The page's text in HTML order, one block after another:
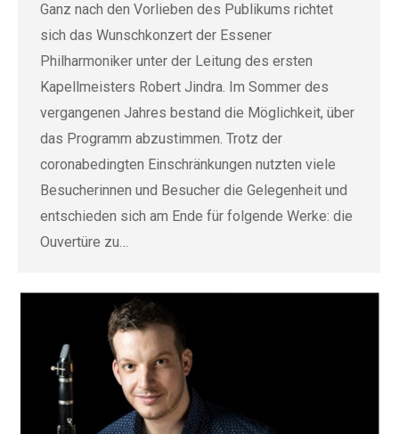
Ganz nach den Vorlieben des Publikums richtet
sich das Wunschkonzert der Essener
Philharmoniker unter der Leitung des ersten
Kapellmeisters Robert Jindra. Im Sommer des
vergangenen Jahres bestand die Möglichkeit, über
das Programm abzustimmen. Trotz der
coronabedingten Einschränkungen nutzten viele
Besucherinnen und Besucher die Gelegenheit und
entschieden sich am Ende für folgende Werke: die
Ouvertüre zu…